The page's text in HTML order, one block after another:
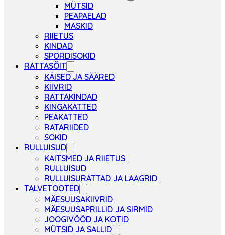
MÜTSID
PEAPAELAD
MASKID
RIIETUS
KINDAD
SPORDISOKID
RATTASÕIT
KÄISED JA SÄÄRED
KIIVRID
RATTAKINDAD
KINGAKATTED
PEAKATTED
RATARIIDED
SOKID
RULLUISUD
KAITSMED JA RIIETUS
RULLUISUD
RULLUISURATTAD JA LAAGRID
TALVETOOTED
MÄESUUSAKIIVRID
MÄESUUSAPRILLID JA SIRMID
JOOGIVÖÖD JA KOTID
MÜTSID JA SALLID